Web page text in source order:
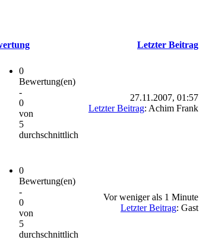
Letzter Beitrag
0
Bewertung(en)
-
0
von
5
durchschnittlich
27.11.2007, 01:57
Letzter Beitrag: Achim Frank
0
Bewertung(en)
-
0
von
5
durchschnittlich
Vor weniger als 1 Minute
Letzter Beitrag: Gast